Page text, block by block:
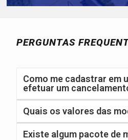
PERGUNTAS
Como me cadastrar em
efetuar um
Quais os valores das
Existe algum pacote de